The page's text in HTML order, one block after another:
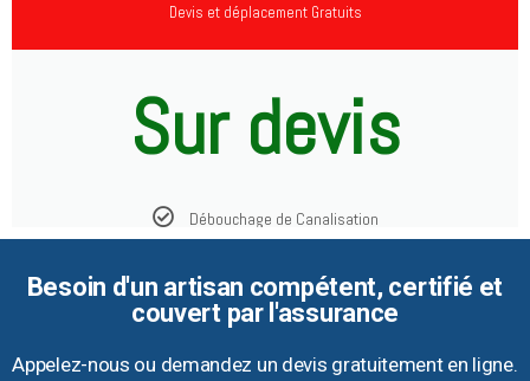
Devis et déplacement Gratuits
Sur devis
Débouchage de Canalisation
Besoin d'un artisan compétent, certifié et
couvert par l'assurance
Appelez-nous ou demandez un devis gratuitement en ligne.